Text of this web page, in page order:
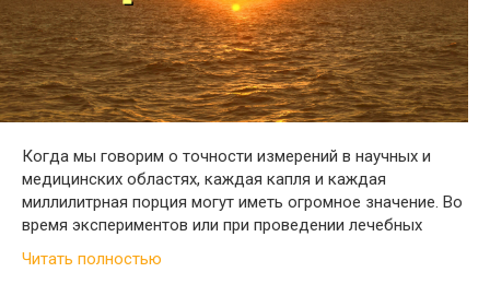
Когда мы говорим о точности измерений в научных и
медицинских областях, каждая капля и каждая
миллилитрная порция могут иметь огромное значение. Во
время экспериментов или при проведении лечебных
Читать полностью